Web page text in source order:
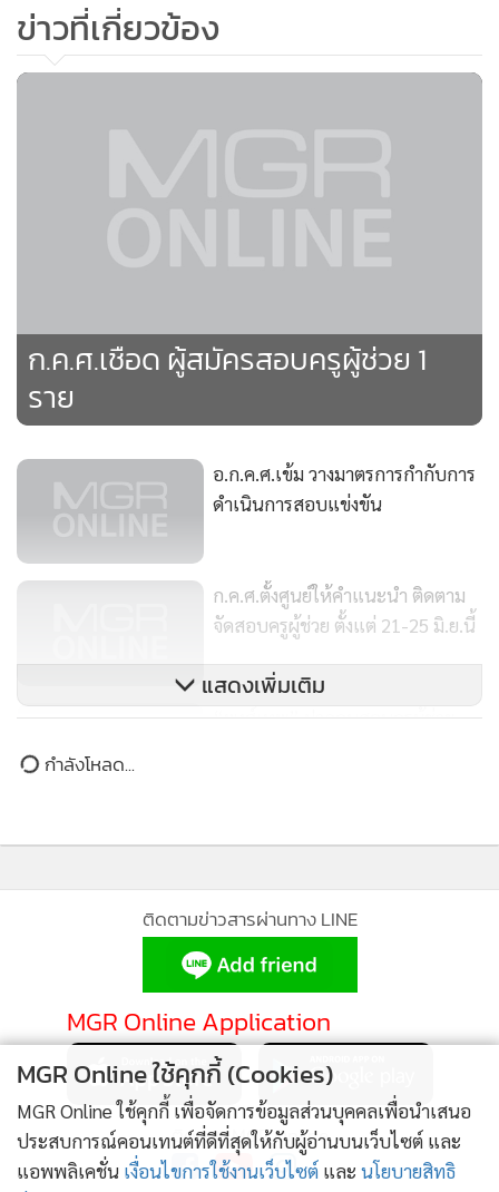
ข่าวที่เกี่ยวข้อง
ก.ค.ศ.เชือด ผู้สมัครสอบครูผู้ช่วย 1
ราย
อ.ก.ค.ศ.เข้ม วางมาตรการกำกับการ
ดำเนินการสอบแข่งขัน
ก.ค.ศ.ตั้งศูนย์ให้คำแนะนำ ติดตาม
จัดสอบครูผู้ช่วย ตั้งแต่ 21-25 มิ.ย.นี้
“พงศ์เทพ” ฝากคนสอบครูผู้ช่วย
แสดงเพิ่มเติม
กำลังโหลด...
ติดตามข่าวสารผ่านทาง LINE
MGR Online Application
ติดตาม MGR Online
MGR Online ใช้คุกกี้ (Cookies)
MGR Online ใช้คุกกี้ เพื่อจัดการข้อมูลส่วนบุคคลเพื่อนำเสนอ
ประสบการณ์คอนเทนต์ที่ดีที่สุดให้กับผู้อ่านบนเว็บไซต์ และ
แอพพลิเคชั่น เงื่อนไขการใช้งานเว็บไซต์ และ นโยบายสิทธิ